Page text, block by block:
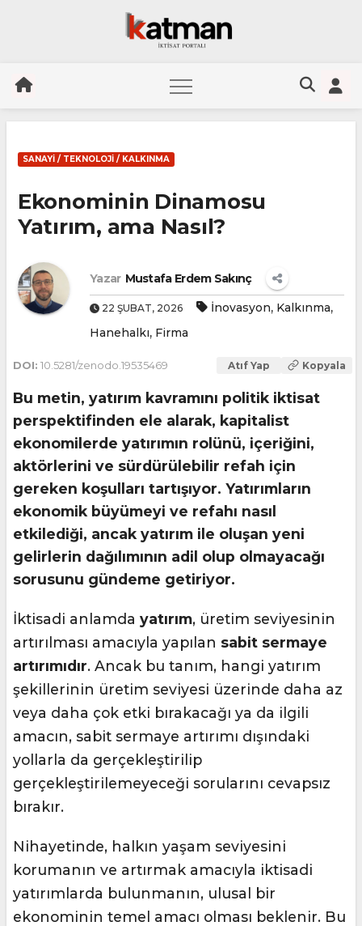
content
SANAYI / TEKNOLOJI / KALKINMA
Ekonominin Dinamosu
Yatırım, ama Nasıl?
Yazar Mustafa Erdem Sakınç
22 ŞUBAT, 2026 İnovasyon, Kalkınma,
Hanehalkı, Firma
DOI: 10.5281/zenodo.19535469 Atıf Yap Kopyala
Bu metin, yatırım kavramını politik iktisat
perspektifinden ele alarak, kapitalist
ekonomilerde yatırımın rolünü, içeriğini,
aktörlerini ve sürdürülebilir refah için
gereken koşulları tartışıyor. Yatırımların
ekonomik büyümeyi ve refahı nasıl
etkilediği, ancak yatırım ile oluşan yeni
gelirlerin dağılımının adil olup olmayacağı
sorusunu gündeme getiriyor.
İktisadi anlamda yatırım, üretim seviyesinin
artırılması amacıyla yapılan sabit sermaye
artırımıdır. Ancak bu tanım, hangi yatırım
şekillerinin üretim seviyesi üzerinde daha az
veya daha çok etki bırakacağı ya da ilgili
amacın, sabit sermaye artırımı dışındaki
yollarla da gerçekleştirilip
gerçekleştirilemeyeceği sorularını cevapsız
bırakır.
Nihayetinde, halkın yaşam seviyesini
korumanın ve artırmak amacıyla iktisadi
yatırımlarda bulunmanın, ulusal bir
ekonominin temel amacı olması beklenir. Bu